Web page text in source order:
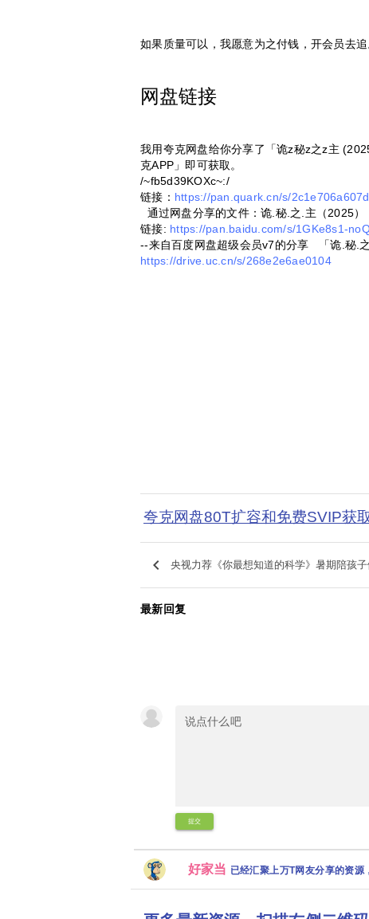
如果质量可以，我愿意为之付钱，开会员去
网盘链接
我用夸克网盘给你分享了「​诡z秘z之z主
克APP」即可获取。
/~fb5d39KOXc~:/
链接： https://pan.quark.cn/s/2c1e706a607d
通过网盘分享的文件：诡.秘.之.主（2025）
链接: https://pan.baidu.com/s/1GKe8s1-
--来自百度网盘超级会员v7的分享 「诡.秘.
https://drive.uc.cn/s/268e2e6ae0104
夸克网盘80T扩容和免费SVIP获
keyboard_arrow_left 央视力荐《你最想知道的科学》暑期陪孩子
最新回复
提交
好家当 已经汇聚上万T网友分享的资